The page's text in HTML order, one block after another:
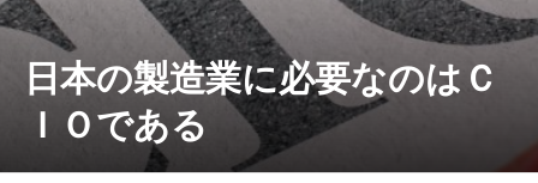
日本の製造業に必要なのはＣ
ＩＯである